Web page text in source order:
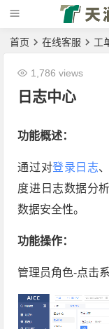
首页 在线客服 工
日志中心
1,786 views
功能概述：
通过对登录日志、
度进日志数据分
数据安全性。
功能操作：
管理员角色-点击